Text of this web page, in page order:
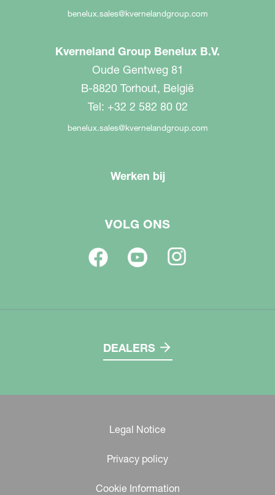
benelux.sales@kvernelandgroup.com
Kverneland Group Benelux B.V.
Oude Gentweg 81
B-8820 Torhout, België
Tel: +32 2 582 80 02
benelux.sales@kvernelandgroup.com
Werken bij
VOLG ONS
DEALERS
Legal Notice
Privacy policy
Cookie Information